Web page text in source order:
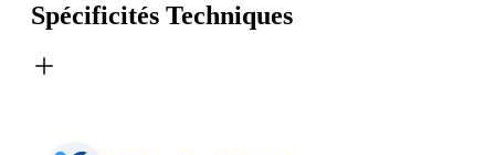
Spécificités Techniques